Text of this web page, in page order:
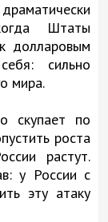
Штаты
долларовым
сильно
мира.
скупает по
роста
растут.
у России с
эту атаку